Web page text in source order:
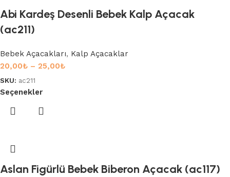
Abi Kardeş Desenli Bebek Kalp Açacak
(ac211)
Bebek Açacakları, Kalp Açacaklar
20,00₺ – 25,00₺
SKU: ac211
Seçenekler
Aslan Figürlü Bebek Biberon Açacak (ac117)